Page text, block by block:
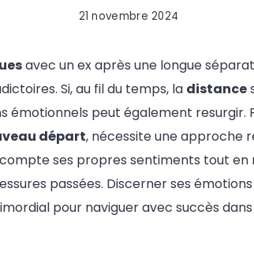
21 novembre 2024
avec un ex après une longue
Si, au fil du temps, la distance
émotionnels peut également resurgir.
départ, nécessite une approche
ses propres sentiments tout en
passées. Discerner ses
pour naviguer avec succès